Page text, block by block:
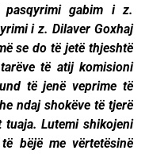
pasqyrimi gabim i z.
i z. Dilaver Goxhaj
se do të jetë thjeshtë
të atij komisioni
të jenë veprime të
ndaj shokëve të tjerë
Lutemi shikojeni
bëjë me vërtetësinë